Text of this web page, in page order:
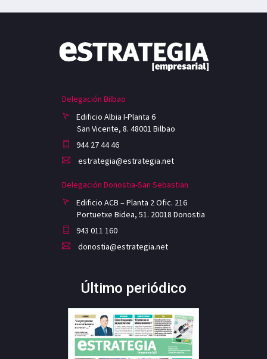
Delegación Bilbao
Edificio Albia I-Planta 6
San Vicente, 8. 48001 Bilbao
944 27 44 46
estrategia@estrategia.net
Delegación Donostia-San Sebastian
Edificio ACB – Planta 2 Ofic. 216
Portuetxe Bidea, 51. 20018 Donostia
943 011 160
donostia@estrategia.net
Último periódico